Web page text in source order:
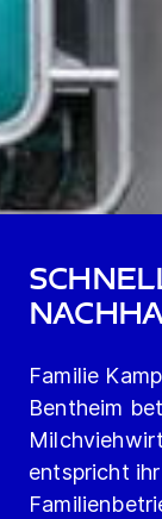
Familie
Bentheim
entspricht